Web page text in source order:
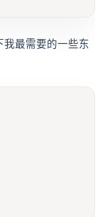
最需要的一些东